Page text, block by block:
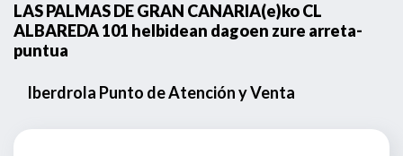
LAS PALMAS DE GRAN CANARIA(e)ko CL
ALBAREDA 101 helbidean dagoen zure arreta-
puntua
Iberdrola Punto de Atención y Venta